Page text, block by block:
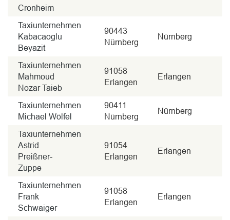
Cronheim
Taxiunternehmen
Kabacaoglu
Beyazit
90443
Nürnberg
Nürnberg
Taxiunternehmen
Mahmoud
Nozar Taieb
91058
Erlangen
Erlangen
Taxiunternehmen
Michael Wölfel
90411
Nürnberg
Nürnberg
Taxiunternehmen
Astrid
Preißner-
Zuppe
91054
Erlangen
Erlangen
Taxiunternehmen
Frank
Schwaiger
91058
Erlangen
Erlangen